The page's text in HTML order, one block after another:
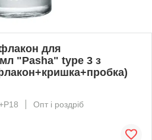
для
"Pasha" type 3 з
Опт і роздріб